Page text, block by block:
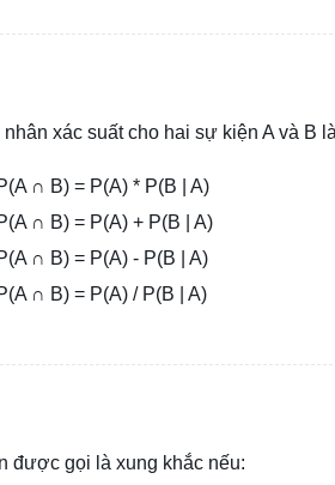
xác suất cho hai sự kiện A và B
∩ B) = P(A) * P(B | A)
∩ B) = P(A) + P(B | A)
∩ B) = P(A) - P(B | A)
∩ B) = P(A) / P(B | A)
được gọi là xung khắc nếu: